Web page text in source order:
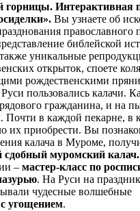
горницы. Интерактивная
Вы узнаете об
православного
библейской
уникальные
открыток, споете
рождественскими
пользовались калачи.
гражданина, и на
Почти в каждой пекарне, в
их приобрести. Вы
калача в Муроме,
сдобный муромский калач.
– мастер-класс по
. На Руси на
чудесные волшебные
угощением.